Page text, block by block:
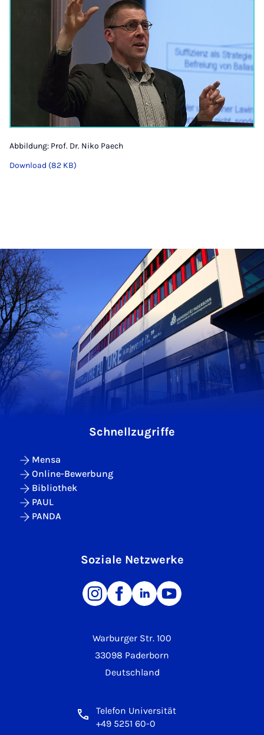
Abbildung: Prof. Dr. Niko Paech
Download (82 KB)
Warburger Str. 100
33098 Paderborn
Deutschland
Telefon Universität
+49 5251 60-0
Schnellzugriffe
Mensa
Online-Bewerbung
Bibliothek
PAUL
PANDA
Soziale Netzwerke